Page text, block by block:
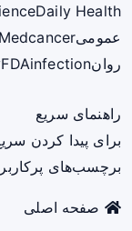
Health
عمومیcancer
روان
FDAinfection
راهنمای سریع
برای پیدا کردن
برچسب‌های
صفحه اصلی